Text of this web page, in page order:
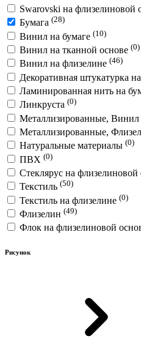
Swarovski на флизелиновой
Бумага (28)
Винил на бумаге (10)
Винил на тканной основе (0)
Винил на флизелине (46)
Декоративная штукатурка
Ламинированная нить на
Линкруста (0)
Металлизированные, Винил
Металлизированные,
Натуральные материалы (0)
ПВХ (0)
Стеклярус на флизелиновой
Текстиль (50)
Текстиль на флизелине (0)
Флизелин (49)
Флок на флизелиновой
Рисунок